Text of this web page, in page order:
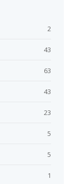
2
43
63
43
23
5
5
1